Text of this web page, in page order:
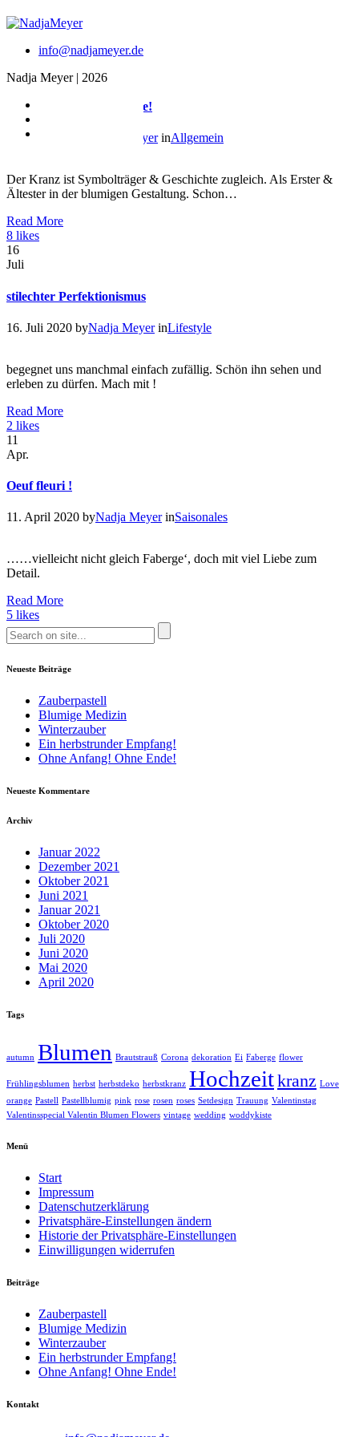
info@nadjameyer.de
info@nadjameyer.de
Nadja Meyer | 2026
Tag: Blumen
Juni
Ohne Anfang! Ohne Ende!
10. Juni 2021 Nadja Meyer inAllgemein
Der Kranz ist Symbolträger & Geschichte zugleich. Als Erster &
Ältester in der blumigen Gestaltung. Schon…
Read More
8 likes
16
Juli
stilechter Perfektionismus
16. Juli 2020 byNadja Meyer inLifestyle
begegnet uns manchmal einfach zufällig. Schön ihn sehen und
erleben zu dürfen. Mach mit !
Read More
2 likes
11
Apr.
Oeuf fleuri !
11. April 2020 byNadja Meyer inSaisonales
……vielleicht nicht gleich Faberge‘, doch mit viel Liebe zum
Detail.
Read More
5 likes
Neueste Beiträge
Zauberpastell
Blumige Medizin
Winterzauber
Ein herbstrunder Empfang!
Ohne Anfang! Ohne Ende!
Neueste Kommentare
Archiv
Januar 2022
Dezember 2021
Oktober 2021
Juni 2021
Januar 2021
Oktober 2020
Juli 2020
Juni 2020
Mai 2020
April 2020
Tags
autumn Blumen Brautstrauß Corona dekoration Ei Faberge flower
Frühlingsblumen herbst herbstdeko herbstkranz Hochzeitkranz Love
orange Pastell Pastellblumig pink rose rosen roses Setdesign Trauung Valentinstag
Valentinsspecial Valentin Blumen Flowers vintage wedding woddykiste
Menü
Start
Impressum
Datenschutzerklärung
Privatsphäre-Einstellungen ändern
Historie der Privatsphäre-Einstellungen
Einwilligungen widerrufen
Beiträge
Zauberpastell
Blumige Medizin
Winterzauber
Ein herbstrunder Empfang!
Ohne Anfang! Ohne Ende!
Kontakt